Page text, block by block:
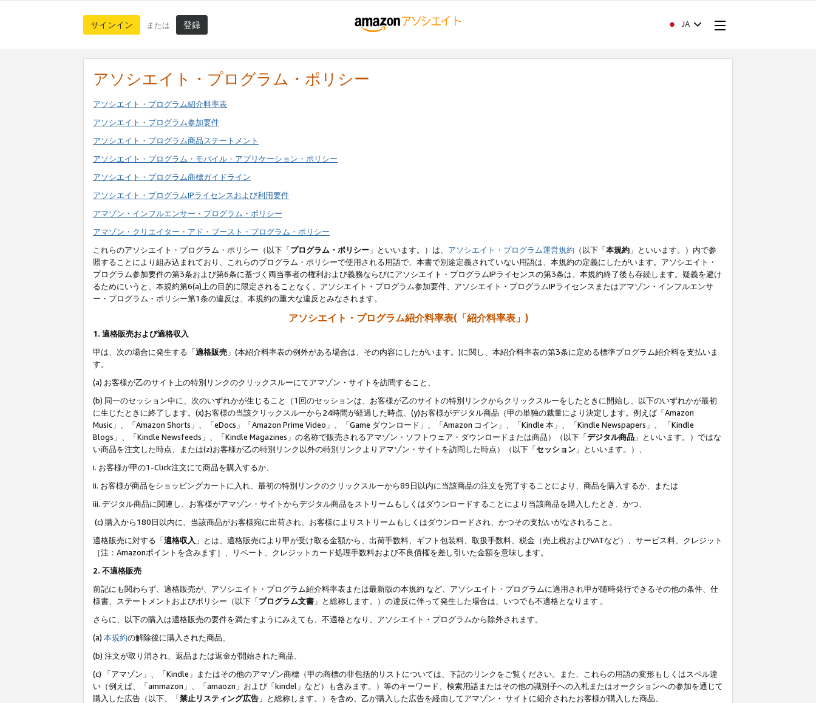
サインイン または 登録 JA
アソシエイト・プログラム・ポリシー
アソシエイト・プログラム紹介料率表
アソシエイト・プログラム参加要件
アソシエイト・プログラム商品ステートメント
アソシエイト・プログラム・モバイル・アプリケーション・ポリシー
アソシエイト・プログラム商標ガイドライン
アソシエイト・プログラムIPライセンスおよび利用要件
アマゾン・インフルエンサー・プログラム・ポリシー
アマゾン・クリエイター・アド・ブースト・プログラム・ポリシー
これらのアソシエイト・プログラム・ポリシー（以下「プログラム・ポリシー 」といいます。）は、 アソシエイト・プログラム運営規約 （以下「本規約 」といいます。）内で参
照することにより組み込まれており、これらのプログラム・ポリシーで使用される用語で、本書で別途定義されていない用語は、本規約の定義にしたがいます。アソシエイト・
プログラム参加要件の第3条および第6条に基づく両当事者の権利および義務ならびにアソシエイト・プログラムIPライセンスの第3条は、本規約終了後も存続します。疑義を避け
るためにいうと、本規約第6(a)上の目的に限定されることなく、アソシエイト・プログラム参加要件、アソシエイト・プログラムIPライセンスまたはアマゾン・インフルエンサ
ー・プログラム・ポリシー第1条の違反は、本規約の重大な違反とみなされます。
アソシエイト・プログラム紹介料率表(「紹介料率表」)
1. 適格販売および適格収入
甲は、次の場合に発生する「適格販売 」(本紹介料率表の例外がある場合は、その内容にしたがいます。)に関し、本紹介料率表の第3条に定める標準プログラム紹介料を支払いま
す。
(a) お客様が乙のサイト上の特別リンクのクリックスルーにてアマゾン・サイトを訪問すること、
(b) 同一のセッション中に、次のいずれかが生じること（1回のセッションは、お客様が乙のサイトの特別リンクからクリックスルーをしたときに開始し、以下のいずれかが最初
に生じたときに終了します。(x)お客様の当該クリックスルーから24時間が経過した時点、(y)お客様がデジタル商品（甲の単独の裁量により決定します。例えば「Amazon
Music」、「Amazon Shorts」、「eDocs」「Amazon Prime Video」、「Game ダウンロード」、「Amazon コイン」、「Kindle 本」、「Kindle Newspapers」、 「Kindle
Blogs」、「Kindle Newsfeeds」、「Kindle Magazines」の名称で販売されるアマゾン・ソフトウェア・ダウンロードまたは商品）（以下「デジタル商品 」といいます。）ではな
い商品を注文した時点、または(z)お客様が乙の特別リンク以外の特別リンクよりアマゾン・サイトを訪問した時点）（以下「セッション 」といいます。）、
i. お客様が甲の1-Click注文にて商品を購入するか、
ii. お客様が商品をショッピングカートに入れ、最初の特別リンクのクリックスルーから89日以内に当該商品の注文を完了することにより、商品を購入するか、または
iii. デジタル商品に関連し、お客様がアマゾン・サイトからデジタル商品をストリームもしくはダウンロードすることにより当該商品を購入したとき、かつ、
(c) 購入から180日以内に、当該商品がお客様宛に出荷され、お客様によりストリームもしくはダウンロードされ、かつその支払いがなされること。
適格販売に対する「適格収入 」とは、適格販売により甲が受け取る金額から、出荷手数料、ギフト包装料、取扱手数料、税金（売上税およびVATなど）、サービス料、クレジット
［注：Amazonポイントを含みます］、リベート、クレジットカード処理手数料および不良債権を差し引いた金額を意味します。
2. 不適格販売
前記にも関わらず、適格販売が、アソシエイト・プログラム紹介料率表または最新版の本規約 など、アソシエイト・プログラムに適用され甲が随時発行できるその他の条件、仕
様書、ステートメントおよびポリシー（以下「プログラム文書 」と総称します。）の違反に伴って発生した場合は、いつでも不適格となります 。
さらに、以下の購入は適格販売の要件を満たすようにみえても、不適格となり、アソシエイト・プログラムから除外されます。
(a) 本規約の解除後に購入された商品、
(b) 注文が取り消され、返品または返金が開始された商品、
(c) 「アマゾン」、「Kindle」またはその他のアマゾン商標（甲の商標の非包括的リストについては、下記のリンクをご覧ください。また、これらの用語の変形もしくはスペル違
い（例えば、「ammazon」、「amaozn」および「kindel」など）も含みます。）等のキーワード、検索用語またはその他の識別子への入札またはオークションへの参加を通じて
購入した広告（以下、「禁止リスティング広告 」と総称します。）を含め、乙が購入した広告を経由してアマゾン・ サイトに紹介されたお客様が購入した商品、